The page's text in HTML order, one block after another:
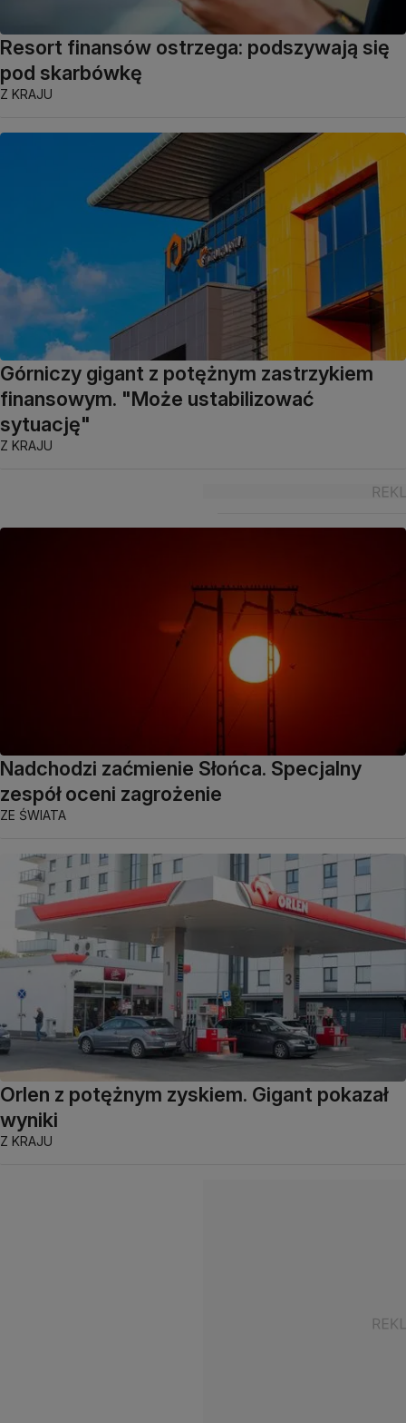
Resort finansów ostrzega: podszywają się
pod skarbówkę
Z KRAJU
Górniczy gigant z potężnym zastrzykiem
finansowym. "Może ustabilizować
sytuację"
Z KRAJU
Nadchodzi zaćmienie Słońca. Specjalny
zespół oceni zagrożenie
ZE ŚWIATA
Orlen z potężnym zyskiem. Gigant pokazał
wyniki
Z KRAJU